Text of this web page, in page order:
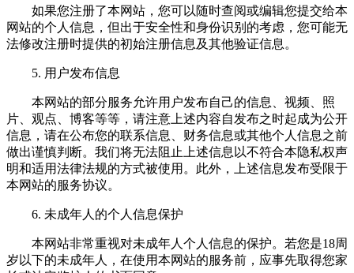
如果您注册了本网站，您可以随时查阅或编辑您提交给本
网站的个人信息，但出于安全性和身份识别的考虑，您可能无
法修改注册时提供的初始注册信息及其他验证信息。
5. 用户发布信息
本网站的部分服务允许用户发布自己的信息、视频、照
片、观点、博客等等，请注意上述内容自发布之时起成为公开
信息，请在公布您的联系信息、财务信息或其他个人信息之前
做出谨慎判断。我们将无法阻止上述信息以不符合本隐私权声
明和适用法律法规的方式被使用。此外，上述信息发布受限于
本网站的服务协议。
6. 未成年人的个人信息保护
本网站非常重视对未成年人个人信息的保护。若您是18周
岁以下的未成年人，在使用本网站的服务前，应事先取得您家